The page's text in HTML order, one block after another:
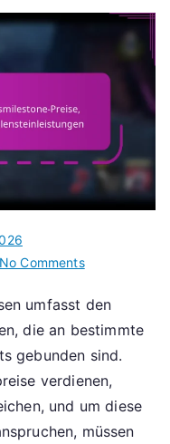
Commentson
Preise,
Belohnungen
umfasst den
die an bestimmte
gebunden sind.
verdienen,
und um diese
müssen